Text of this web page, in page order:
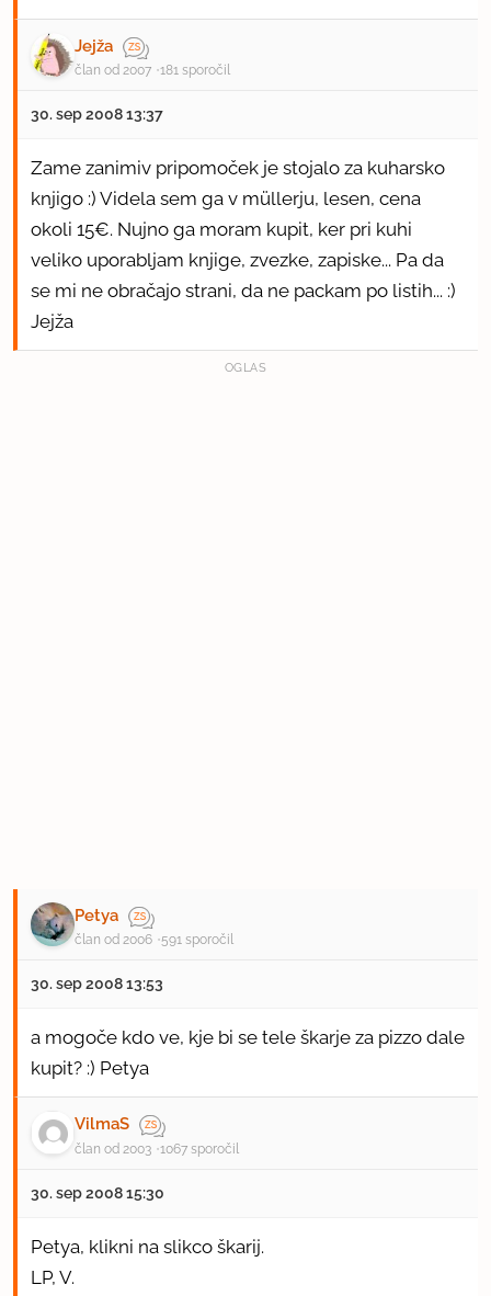
Jejža
član od 2007 181 sporočil
30. sep 2008 13:37
Zame zanimiv pripomoček je stojalo za kuharsko
knjigo :) Videla sem ga v müllerju, lesen, cena
okoli 15€. Nujno ga moram kupit, ker pri kuhi
veliko uporabljam knjige, zvezke, zapiske... Pa da
se mi ne obračajo strani, da ne packam po listih... :)
Jejža
OGLAS
Petya
član od 2006 591 sporočil
30. sep 2008 13:53
a mogoče kdo ve, kje bi se tele škarje za pizzo dale
kupit? :) Petya
VilmaS
član od 2003 1067 sporočil
30. sep 2008 15:30
Petya, klikni na slikco škarij.
LP, V.